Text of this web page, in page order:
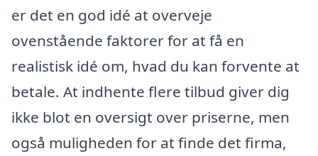
er det en god idé at overveje
ovenstående faktorer for at få en
realistisk idé om, hvad du kan forvente at
betale. At indhente flere tilbud giver dig
ikke blot en oversigt over priserne, men
også muligheden for at finde det firma,